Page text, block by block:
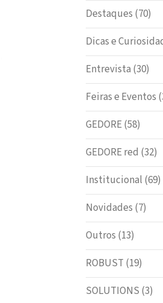
Destaques (70)
Dicas e
Entrevista (30)
Feiras e Eventos
GEDORE(58)
GEDORE red (32)
Institucional (69)
Novidades (7)
Outros (13)
ROBUST (19)
SOLUTIONS (3)